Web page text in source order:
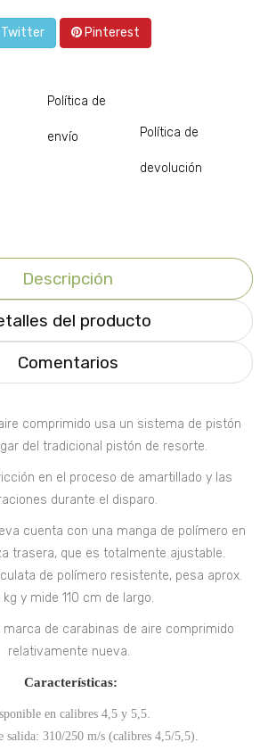
Twitter Pinterest
Política de
envío Política de
devolución
Descripción
del producto
Comentarios
comprimido usa un sistema de pistón
del tradicional pistón de resorte.
en el proceso de amartillado y las
durante el disparo.
cuenta con una manga de polímero en
trasera, que es totalmente ajustable.
de polímero resistente, pesa aprox.
kg y mide 110 cm de largo.
marca de carabinas de aire comprimido
relativamente nueva.
Características:
en calibres 4,5 y 5,5.
salida: 310/250 m/s (calibres 4,5/5,5).